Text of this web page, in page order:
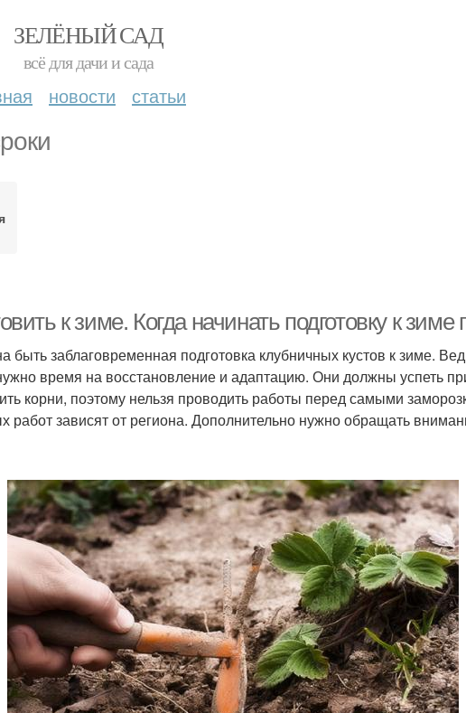
ЗЕЛЁНЫЙ САД
всё для дачи и сада
новости статьи
к зиме. Когда начинать подготовку к
заблаговременная подготовка клубничных кустов к зиме.
время на восстановление и адаптацию. Они должны успеть
корни, поэтому нельзя проводить работы перед самыми
работ зависят от региона. Дополнительно нужно обращать